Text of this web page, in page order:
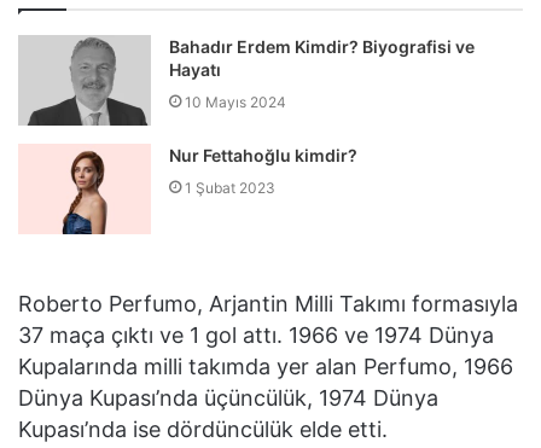
Bahadır Erdem Kimdir? Biyografisi ve
Hayatı
10 Mayıs 2024
Nur Fettahoğlu kimdir?
1 Şubat 2023
Roberto Perfumo, Arjantin Milli Takımı formasıyla
37 maça çıktı ve 1 gol attı. 1966 ve 1974 Dünya
Kupalarında milli takımda yer alan Perfumo, 1966
Dünya Kupası’nda üçüncülük, 1974 Dünya
Kupası’nda ise dördüncülük elde etti.